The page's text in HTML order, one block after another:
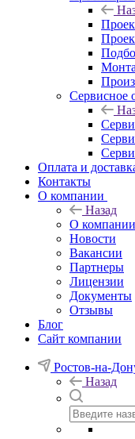
Сервисное
Оплата и
Контакты
О компании
Назад
О компании
Новости
Вакансии
Партнеры
Лицензии
Документы
Отзывы
Блог
Сайт компании
Ростов-на-
Назад